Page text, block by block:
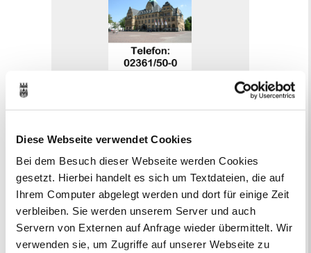
Diese Webseite verwendet Cookies
Bei dem Besuch dieser Webseite werden Cookies
gesetzt. Hierbei handelt es sich um Textdateien, die auf
Ihrem Computer abgelegt werden und dort für einige Zeit
verbleiben. Sie werden unserem Server und auch
Servern von Externen auf Anfrage wieder übermittelt. Wir
verwenden sie, um Zugriffe auf unserer Webseite zu
Gewerbeangelegenheiten
Urkundenservice
Online-Service (Serviceportal)
Kontaktformular
Öffnungszeiten
E-Rechnung FAQ